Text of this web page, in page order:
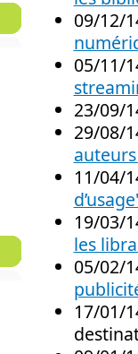
09/12/
05/11/
23/09/
29/08/
11/04/
19/03/
les
05/02/
17/01/